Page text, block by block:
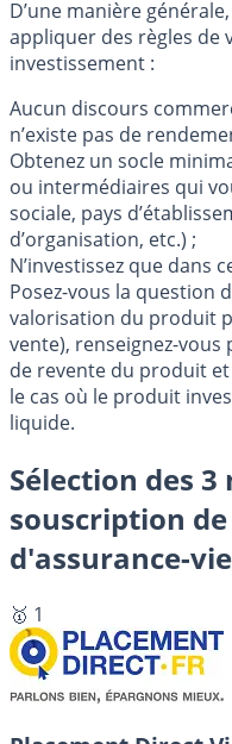
D’une manière
appliquer des règles de
investissement :
Aucun discours
n’existe pas de
Obtenez un socle
ou intermédiaires qui
sociale, pays
d’organisation, etc.) ;
N’investissez que dans
Posez-vous la question
valorisation du produit
vente), renseignez-
de revente du produit
le cas où le produit
liquide.
Sélection des
souscription
d'assurance-vie
🥇 1